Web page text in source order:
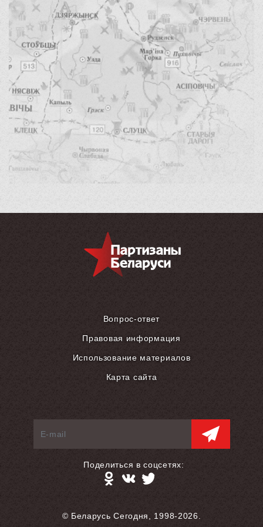
Вопрос-ответ
Правовая информация
Использование материалов
Карта сайта
© Беларусь Сегодня, 1998-2026.
Поделиться в соцсетях: